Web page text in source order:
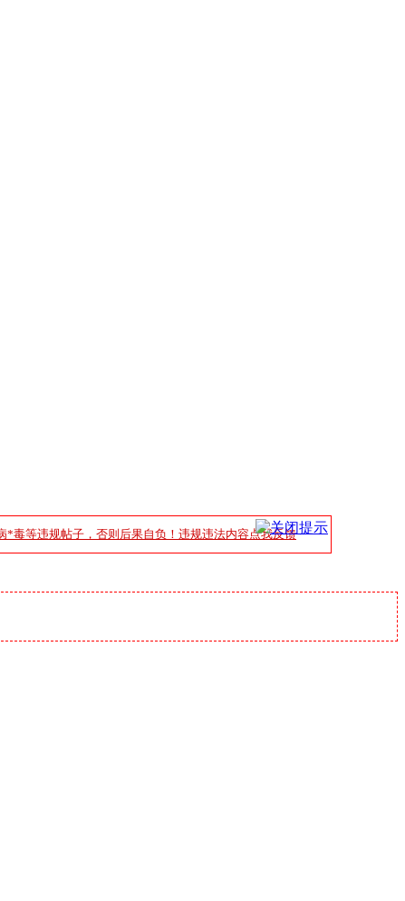
*毒等违规帖子，否则后果自负！违规违法内容点我反馈